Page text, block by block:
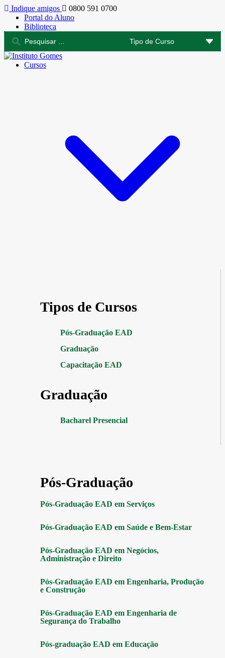
Indique amigos
0800 591 0700
Portal do Aluno
Biblioteca
Cursos
Tipos de Cursos
Pós-Graduação EAD
Graduação
Capacitação EAD
Graduação
Bacharel Presencial
Pós-Graduação
Pós-Graduação EAD em Serviços
Pós-Graduação EAD em Saúde e Bem-Estar
Pós-Graduação EAD em Negócios,
Administração e Direito
Pós-Graduação EAD em Engenharia, Produção
e Construção
Pós-Graduação EAD em Engenharia de
Segurança do Trabalho
Pós-graduação EAD em Educação